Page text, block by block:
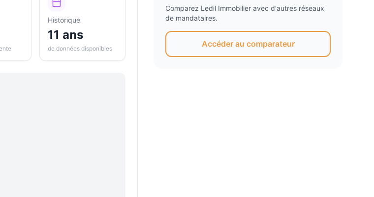
Historique
11 ans
de données disponibles
Comparez Ledil Immobilier avec d'autres réseaux
de mandataires.
Accéder au comparateur